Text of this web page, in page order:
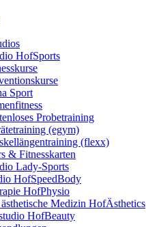
HofSports
Sport
Probetraining
(egym)
(flexx)
& Fitnesskarten
Lady-Sports
HofSpeedBody
HofPhysio
Medizin HofÄsthetics
HofBeauty